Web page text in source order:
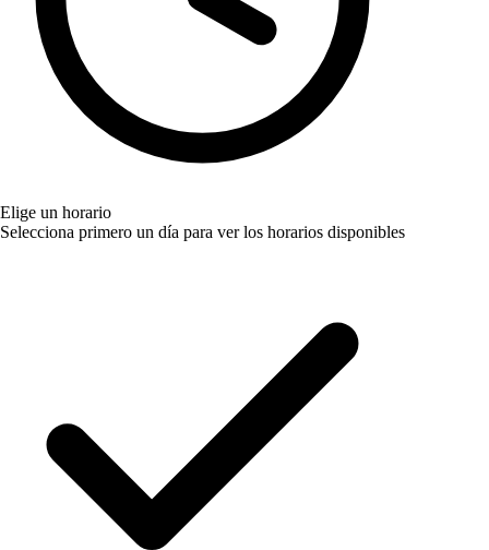
Elige un horario
Selecciona primero un día para ver los horarios disponibles